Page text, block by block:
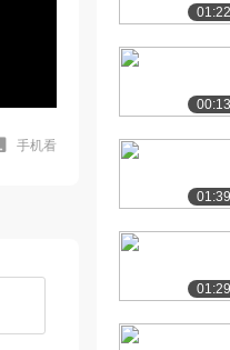
手机看
01:22
00:13
01:39
01:29